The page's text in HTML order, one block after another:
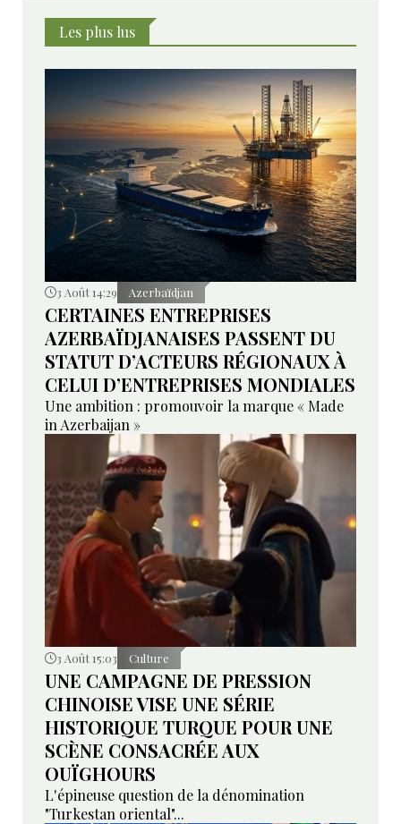
Les plus lus
3 Août 14:29 Azerbaïdjan
CERTAINES ENTREPRISES
AZERBAÏDJANAISES PASSENT DU
STATUT D’ACTEURS RÉGIONAUX À
CELUI D’ENTREPRISES MONDIALES
Une ambition : promouvoir la marque « Made
in Azerbaijan »
3 Août 15:03 Culture
UNE CAMPAGNE DE PRESSION
CHINOISE VISE UNE SÉRIE
HISTORIQUE TURQUE POUR UNE
SCÈNE CONSACRÉE AUX
OUÏGHOURS
L'épineuse question de la dénomination
"Turkestan oriental"...